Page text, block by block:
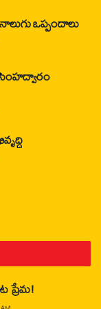
ఒప్పందాలు
సింహద్వారం
ప్రేమ!